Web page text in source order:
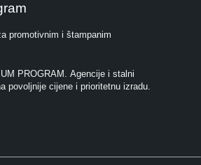
promotivnim i štampanim
PROGRAM. Agencije i stalni
povoljnije cijene i prioritetnu izradu.